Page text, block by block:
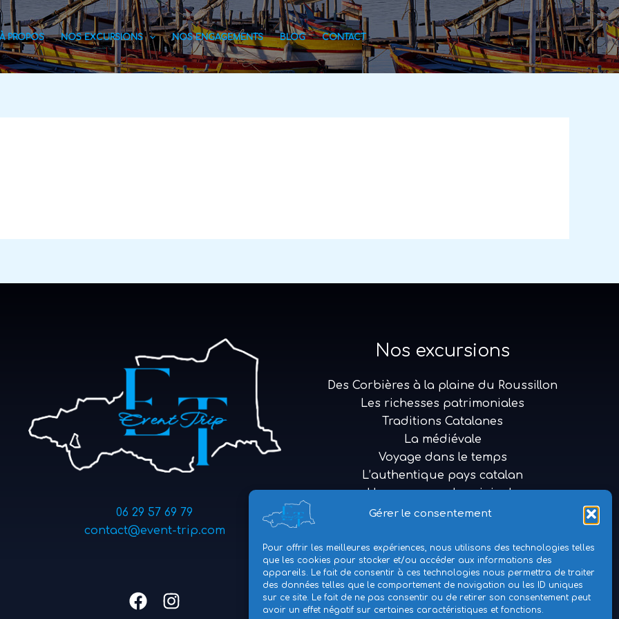
Gérer le consentement
Pour offrir les meilleures expériences, nous utilisons des technologies telles
que les cookies pour stocker et/ou accéder aux informations des
appareils. Le fait de consentir à ces technologies nous permettra de traiter
des données telles que le comportement de navigation ou les ID uniques
sur ce site. Le fait de ne pas consentir ou de retirer son consentement peut
avoir un effet négatif sur certaines caractéristiques et fonctions.
À PROPOS NOS EXCURSIONS NOS ENGAGEMENTS BLOG CONTACT
06 29 57 69 79
contact@event-trip.com
Nos excursions
Des Corbières à la plaine du Roussillon
Les richesses patrimoniales
Traditions Catalanes
La médiévale
Voyage dans le temps
L’authentique pays catalan
Une promenade originale
Hors du temps
Copyright © 2026 Création Nathalie Chanfray